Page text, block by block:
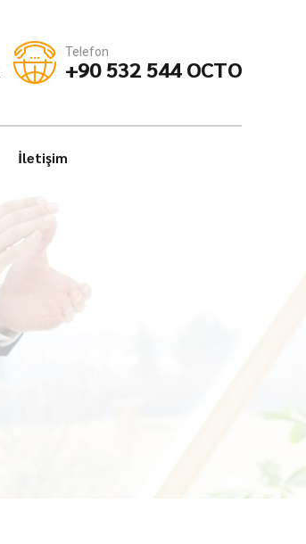
Telefon
+90 532 544 OCTO
İletişim